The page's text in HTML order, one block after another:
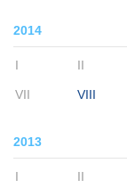
2014
I II
VII VIII
2013
I II